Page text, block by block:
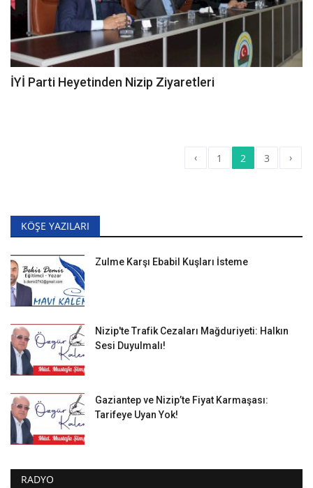
İYİ Parti Heyetinden Nizip Ziyaretleri
‹ 1 2 3 ›
KÖŞE YAZILARI
Zulme Karşı Ebabil Kuşları İsteme
Nizip'te Trafik Cezaları Mağduriyeti: Halkın
Sesi Duyulmalı!
Gaziantep ve Nizip’te Fiyat Karmaşası:
Tarifeye Uyan Yok!
RADYO